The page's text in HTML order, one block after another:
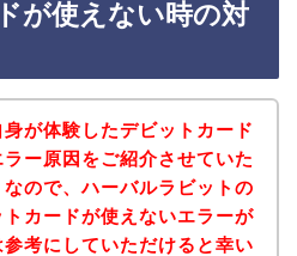
が使えない時の対
が体験したデビットカード
ー原因をご紹介させていた
ので、ハーバルラビットの
カードが使えないエラーが
考にしていただけると幸い